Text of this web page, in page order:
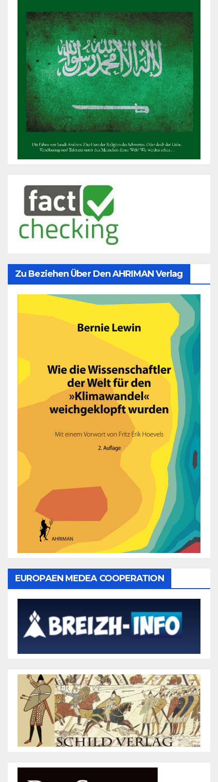
Zu Beziehen Über Den AHRIMAN Verlag
EUROPAEN MEDEA COOPERATION